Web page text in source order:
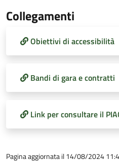
Collegamenti
Obiettivi di accessibilità
Bandi di gara e contratti
Link per consultare il
Pagina aggiornata il 14/08/2024